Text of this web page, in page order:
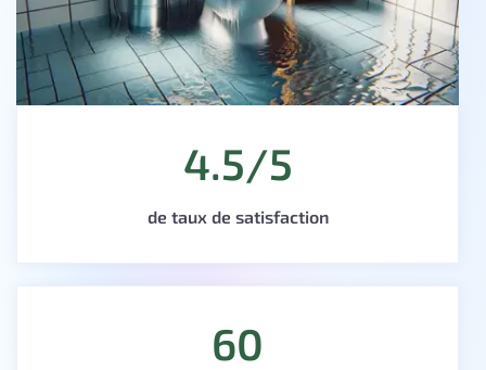
4.5/5
de taux de satisfaction
60